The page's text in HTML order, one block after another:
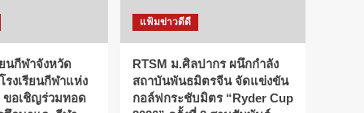
ยนกีฬาจังหวัด
งเรียนกีฬาแห่ง
ขอเชิญร่วมทอด
แฟ้มข่าวดีดี
RTSM ม.ศิลปากร ผนึกกำลัง
สถาบันพันธมิตรจีน จัดแข่งขัน
กอล์ฟกระชับมิตร “Ryder Cup